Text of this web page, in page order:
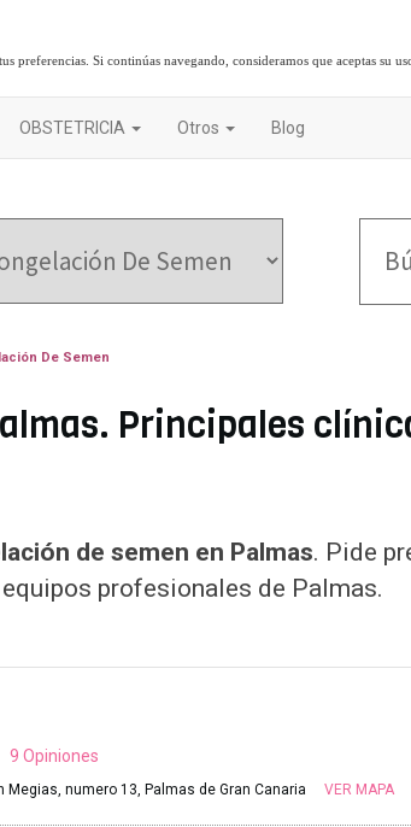
preferencias. Si continúas navegando, consideramos que aceptas su
OBSTETRICIA Otros Blog
De Semen
Principales
de semen en Palmas. Pide
profesionales de Palmas.
9 Opiniones
numero 13, Palmas de Gran Canaria VER MAPA